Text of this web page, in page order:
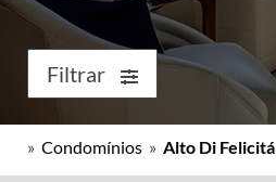
Filtrar
» Condomínios » Alto Di Felicitá